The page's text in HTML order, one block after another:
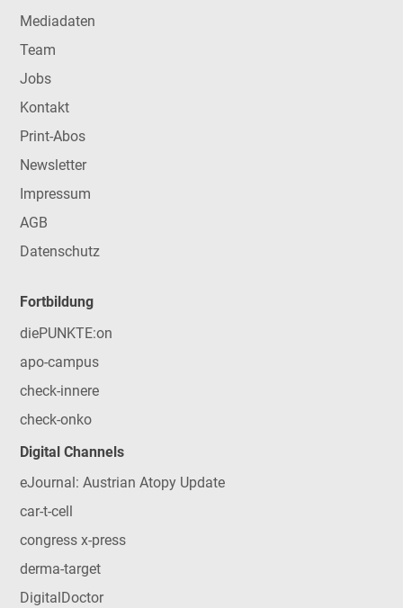
Mediadaten
Team
Jobs
Kontakt
Print-Abos
Newsletter
Impressum
AGB
Datenschutz
Fortbildung
diePUNKTE:on
apo-campus
check-innere
check-onko
Digital Channels
eJournal: Austrian Atopy Update
car-t-cell
congress x-press
derma-target
DigitalDoctor